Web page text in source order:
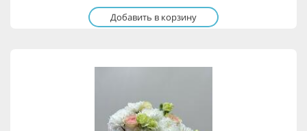
Добавить в корзину